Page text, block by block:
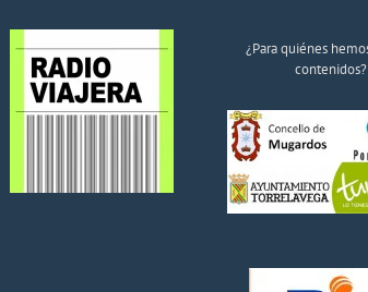
¿Para quiénes
contenidos?